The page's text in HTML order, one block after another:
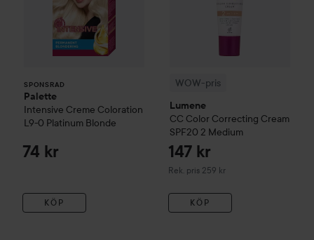
SPONSRAD
Palette
Intensive Creme Coloration
L9-0 Platinum Blonde
74 kr
KÖP
WOW-pris
Lumene
CC Color Correcting Cream
SPF20 2 Medium
147 kr
Rek. pris 259 kr
Rekommenderat pris 259 kr
KÖP